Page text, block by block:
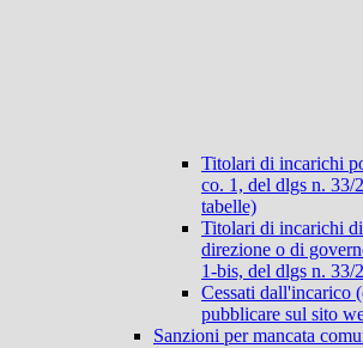
Titolari di incarichi
co. 1, del dlgs n. 33/
tabelle)
Titolari di incarichi
direzione o di
1-bis, del dlgs n. 33/
Cessati dall'incarico
pubblicare sul sito
Sanzioni per mancata